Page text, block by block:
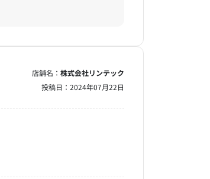
店舗名： 株式会社リンテック
投稿日： 2024年07月22日